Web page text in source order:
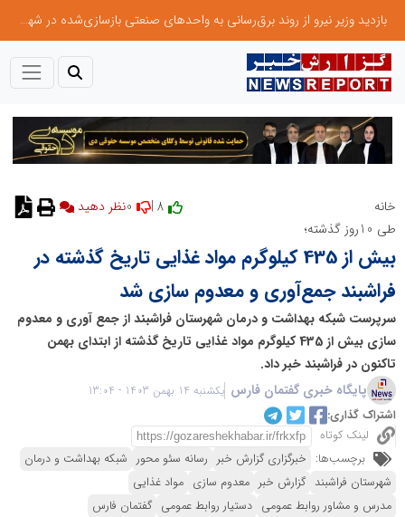
بازدید وزیر نیرو از روند برق‌رسانی به واحدهای صنعتی بازسازی‌شده در شهرک صنعتی شمس‌آباد
خانه
نظر دهید
طی 10روز گذشته؛
بیش از 435 کیلوگرم مواد غذایی تاریخ گذشته در
فراشبند جمع‌آوری و معدوم سازی شد
سرپرست شبکه بهداشت و درمان شهرستان فراشبند از جمع آوری و معدوم
سازی بیش از 435 کیلوگرم مواد غذایی تاریخ گذشته از ابتدای بهمن
تاکنون در فراشبند خبر داد.
پایگاه خبری گفتمان فارس یکشنبه 14 بهمن 1403 - 13:04
اشتراک گذاری:
لینک کوتاه
برچسب‌ها: خبرگزاری گزارش خبر رسانه سئو محور شبکه بهداشت و درمان
شهرستان فراشبند گزارش خبر معدوم سازی مواد غذایی
مدرس و مشاور روابط عمومی دستیار روابط عمومی گفتمان فارس